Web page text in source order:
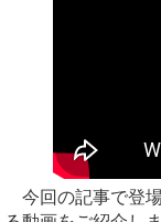
今回の記事で登